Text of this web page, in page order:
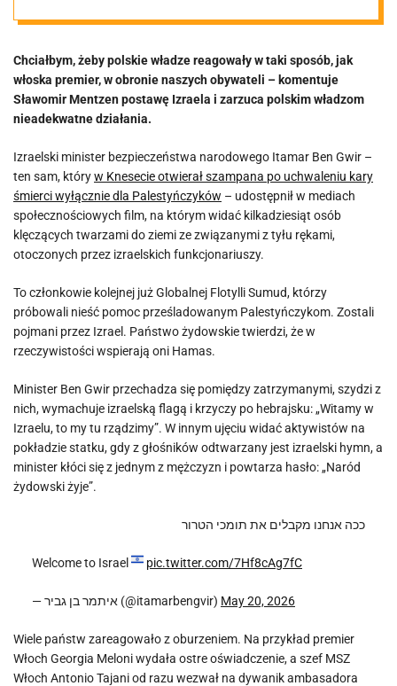
Mentzen grzmi
i domaga się
konkretnej
reakcji Polski.
„Rząd
tchórzliwie
chowa głowę w
piasek” [VIDEO]
Chciałbym, żeby polskie władze reagowały w taki sposób, jak
włoska premier, w obronie naszych obywateli – komentuje
Sławomir Mentzen postawę Izraela i zarzuca polskim władzom
nieadekwatne działania.
Izraelski minister bezpieczeństwa narodowego Itamar Ben Gwir –
ten sam, któryw Knesecie otwierał szampana po uchwaleniu kary
śmierci wyłącznie dla Palestyńczyków – udostępnił w mediach
społecznościowych film, na którym widać kilkadziesiąt osób
klęczących twarzami do ziemi ze związanymi z tyłu rękami,
otoczonych przez izraelskich funkcjonariuszy.
To członkowie kolejnej już Globalnej Flotylli Sumud, którzy
próbowali nieść pomoc prześladowanym Palestyńczykom. Zostali
pojmani przez Izrael. Państwo żydowskie twierdzi, że w
rzeczywistości wspierają oni Hamas.
Minister Ben Gwir przechadza się pomiędzy zatrzymanymi, szydzi z
nich, wymachuje izraelską flagą i krzyczy po hebrajsku: „Witamy w
Izraelu, to my tu rządzimy”. W innym ujęciu widać aktywistów na
pokładzie statku, gdy z głośników odtwarzany jest izraelski hymn, a
minister kłóci się z jednym z mężczyzn i powtarza hasło: „Naród
żydowski żyje”.
ככה אנחנו מקבלים את תומכי הטרור
Welcome to Israel pic.twitter.com/7Hf8cAg7fC
— איתמר בן גביר (@itamarbengvir) May 20, 2026
Wiele państw zareagowało z oburzeniem. Na przykład premier
Włoch Georgia Meloni wydała ostre oświadczenie, a szef MSZ
Włoch Antonio Tajani od razu wezwał na dywanik ambasadora